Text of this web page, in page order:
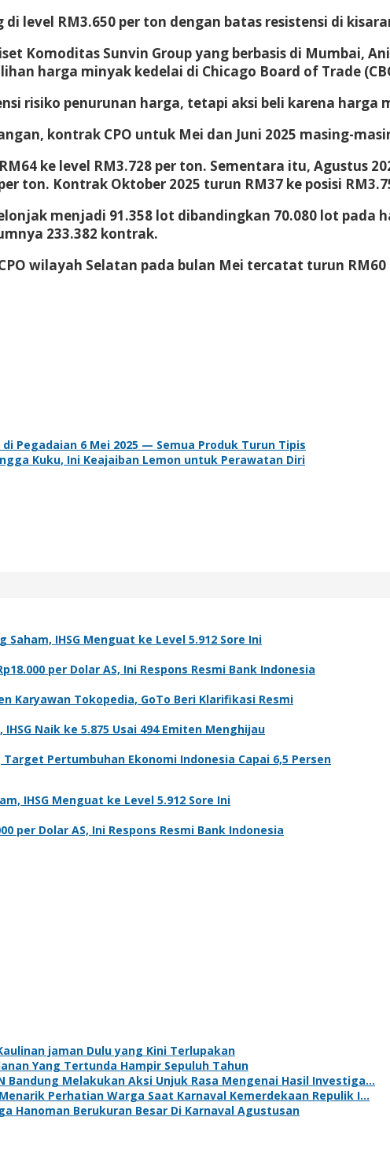
level RM3.650 per ton dengan batas resistensi di
Komoditas Sunvin Group yang berbasis di Mumbai,
harga minyak kedelai di Chicago Board of Trade
risiko penurunan harga, tetapi aksi beli karena
kontrak CPO untuk Mei dan Juni 2025 masing-
ke level RM3.728 per ton. Sementara itu, Agustus
ton. Kontrak Oktober 2025 turun RM37 ke posisi
menjadi 91.358 lot dibandingkan 70.080 lot
233.382 kontrak.
wilayah Selatan pada bulan Mei tercatat turun
di Pegadaian 6 Mei 2025 — Semua Produk Turun Tipis
Kuku, Ini Keajaiban Lemon untuk Perawatan Diri
Saham, IHSG Menguat ke Level 5.912 Sore Ini
per Dolar AS, Ini Respons Resmi Bank Indonesia
Karyawan Tokopedia, GoTo Beri Klarifikasi Resmi
Naik ke 5.875 Usai 494 Emiten Menghijau
Target Pertumbuhan Ekonomi Indonesia Capai 6,5 Persen
IHSG Menguat ke Level 5.912 Sore Ini
per Dolar AS, Ini Respons Resmi Bank Indonesia
jaman Dulu yang Kini Terlupakan
Yang Tertunda Hampir Sepuluh Tahun
Bandung Melakukan Aksi Unjuk Rasa Mengenai Hasil Investiga…
Perhatian Warga Saat Karnaval Kemerdekaan Repulik I…
Hanoman Berukuran Besar Di Karnaval Agustusan